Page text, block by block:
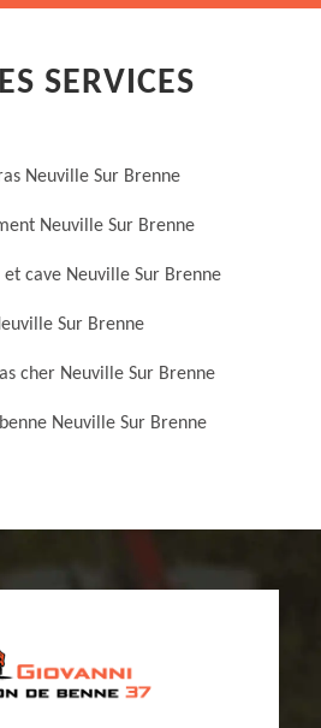
SERVICES
Neuville Sur Brenne
Neuville Sur Brenne
cave Neuville Sur Brenne
Sur Brenne
cher Neuville Sur Brenne
Neuville Sur Brenne